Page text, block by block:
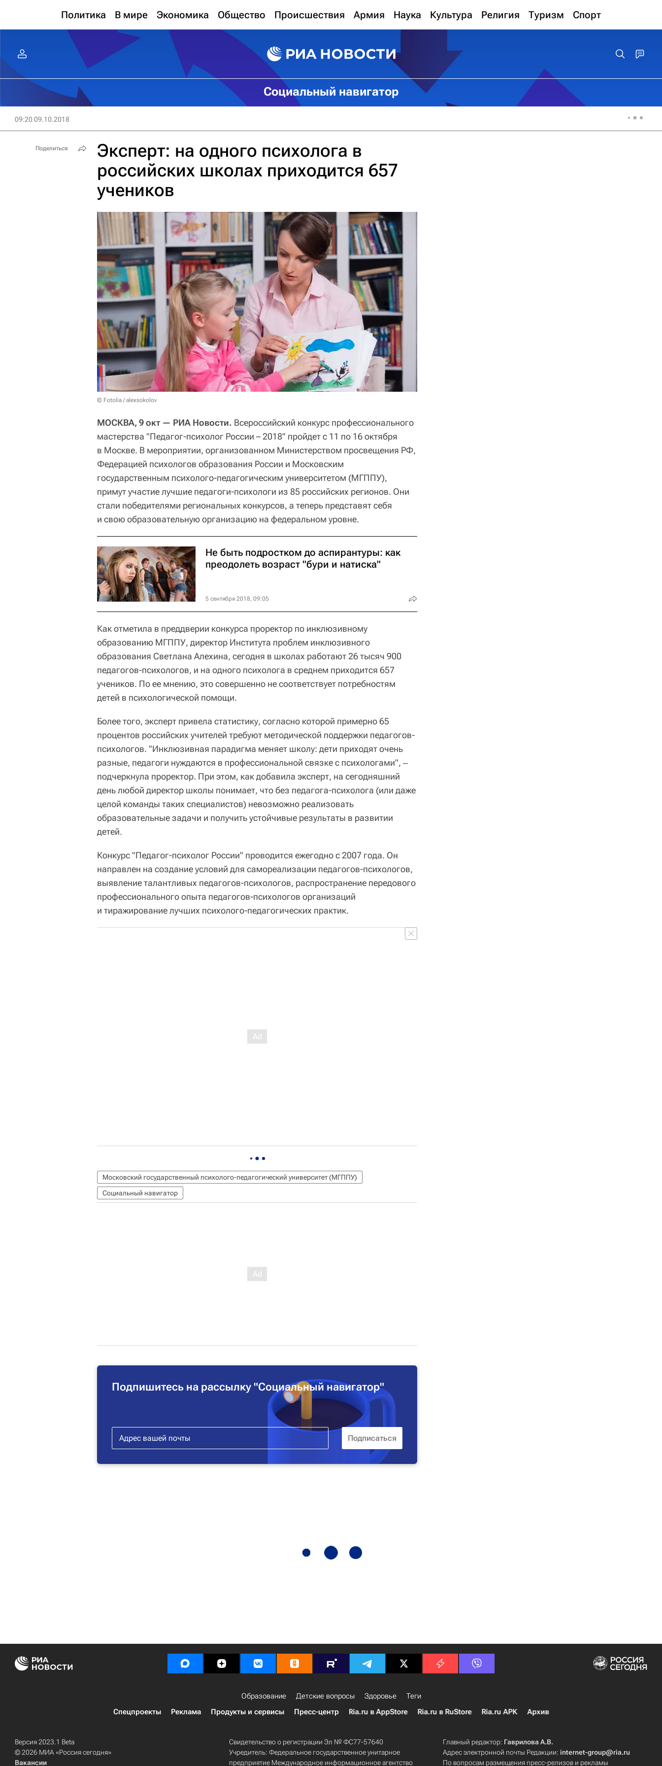
Политика В мире Экономика Общество Происшествия Армия Наука Культура Религия Туризм Спорт
Социальный навигатор
09:20 09.10.2018
Эксперт: на одного психолога в
российских школах приходится 657
учеников
© Fotolia / alexsokolov
МОСКВА, 9 окт — РИА Новости. Всероссийский конкурс профессионального
мастерства "Педагог-психолог России – 2018" пройдет с 11 по 16 октября
в Москве. В мероприятии, организованном Министерством просвещения РФ,
Федерацией психологов образования России и Московским
государственным психолого-педагогическим университетом (МГППУ),
примут участие лучшие педагоги-психологи из 85 российских регионов. Они
стали победителями региональных конкурсов, а теперь представят себя
и свою образовательную организацию на федеральном уровне.
Не быть подростком до аспирантуры: как
преодолеть возраст "бури и натиска"
5 сентября 2018, 09:05
Как отметила в преддверии конкурса проректор по инклюзивному
образованию МГППУ, директор Института проблем инклюзивного
образования Светлана Алехина, сегодня в школах работают 26 тысяч 900
педагогов-психологов, и на одного психолога в среднем приходится 657
учеников. По ее мнению, это совершенно не соответствует потребностям
детей в психологической помощи.
Более того, эксперт привела статистику, согласно которой примерно 65
процентов российских учителей требуют методической поддержки педагогов-
психологов. "Инклюзивная парадигма меняет школу: дети приходят очень
разные, педагоги нуждаются в профессиональной связке с психологами", ‒
подчеркнула проректор. При этом, как добавила эксперт, на сегодняшний
день любой директор школы понимает, что без педагога-психолога (или даже
целой команды таких специалистов) невозможно реализовать
образовательные задачи и получить устойчивые результаты в развитии
детей.
Конкурс "Педагог-психолог России" проводится ежегодно с 2007 года. Он
направлен на создание условий для самореализации педагогов-психологов,
выявление талантливых педагогов-психологов, распространение передового
профессионального опыта педагогов-психологов организаций
и тиражирование лучших психолого-педагогических практик.
Московский государственный психолого-педагогический университет (МГППУ)
Социальный навигатор
Подпишитесь на рассылку "Социальный навигатор"
Поделиться
Образование Детские вопросы Здоровье
Теги
Спецпроекты
Реклама Продукты и сервисы Пресс-центр Ria.ru в AppStore Ria.ru в RuStore Ria.ru APK Архив
Версия 2023.1 Beta
© 2026 МИА «Россия сегодня»
Вакансии
Свидетельство о регистрации Эл № ФС77-57640
Учредитель: Федеральное государственное унитарное
предприятие Международное информационное агентство
Главный редактор: Гаврилова А.В.
Адрес электронной почты Редакции:internet-group@ria.ru
По вопросам размещения пресс-релизов и рекламы